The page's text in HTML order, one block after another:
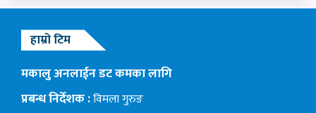
हाम्रो टिम
मकालु अनलाईन डट कमका लागि
प्रबन्ध निर्देशक :विमला गुरुङ